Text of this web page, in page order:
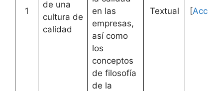
1
de una
cultura de
calidad
en las
empresas,
así como
los
conceptos
de filosofía
de la
Textual [